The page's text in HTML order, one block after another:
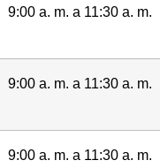
9:00 a. m. a 11:30 a. m.
9:00 a. m. a 11:30 a. m.
9:00 a. m. a 11:30 a. m.